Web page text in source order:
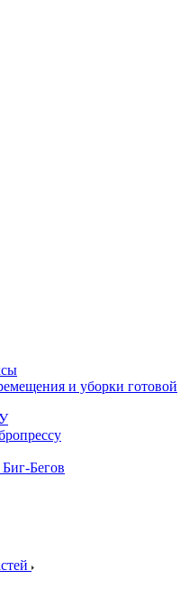
и уборки готовой
Бегов